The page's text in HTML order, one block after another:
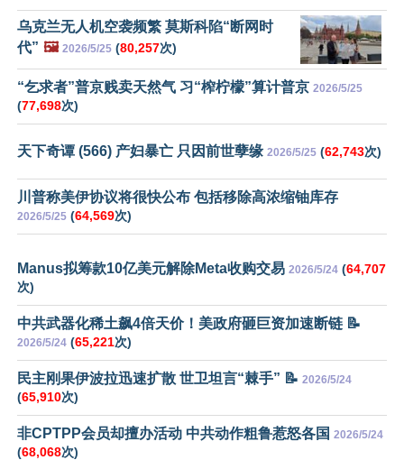
乌克兰无人机空袭频繁 莫斯科陷“断网时
代” 🖼️ 2026/5/25 (80,257次)
“乞求者”普京贱卖天然气 习“榨柠檬”算计普京 2026/5/25
(77,698次)
天下奇谭 (566) 产妇暴亡 只因前世孽缘 2026/5/25 (62,743次)
川普称美伊协议将很快公布 包括移除高浓缩铀库存
2026/5/25 (64,569次)
Manus拟筹款10亿美元解除Meta收购交易 2026/5/24 (64,707
次)
中共武器化稀土飙4倍天价！美政府砸巨资加速断链 📝
2026/5/24 (65,221次)
民主刚果伊波拉迅速扩散 世卫坦言“棘手” 📝 2026/5/24
(65,910次)
非CPTPP会员却擅办活动 中共动作粗鲁惹怒各国 2026/5/24
(68,068次)